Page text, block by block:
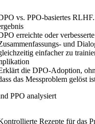
vs. PPO-basiertes RLHF.
erreichte oder
und
einfacher zu
die DPO-Adoption,
das Messproblem gelöst
PPO analysiert
Rezepte für das